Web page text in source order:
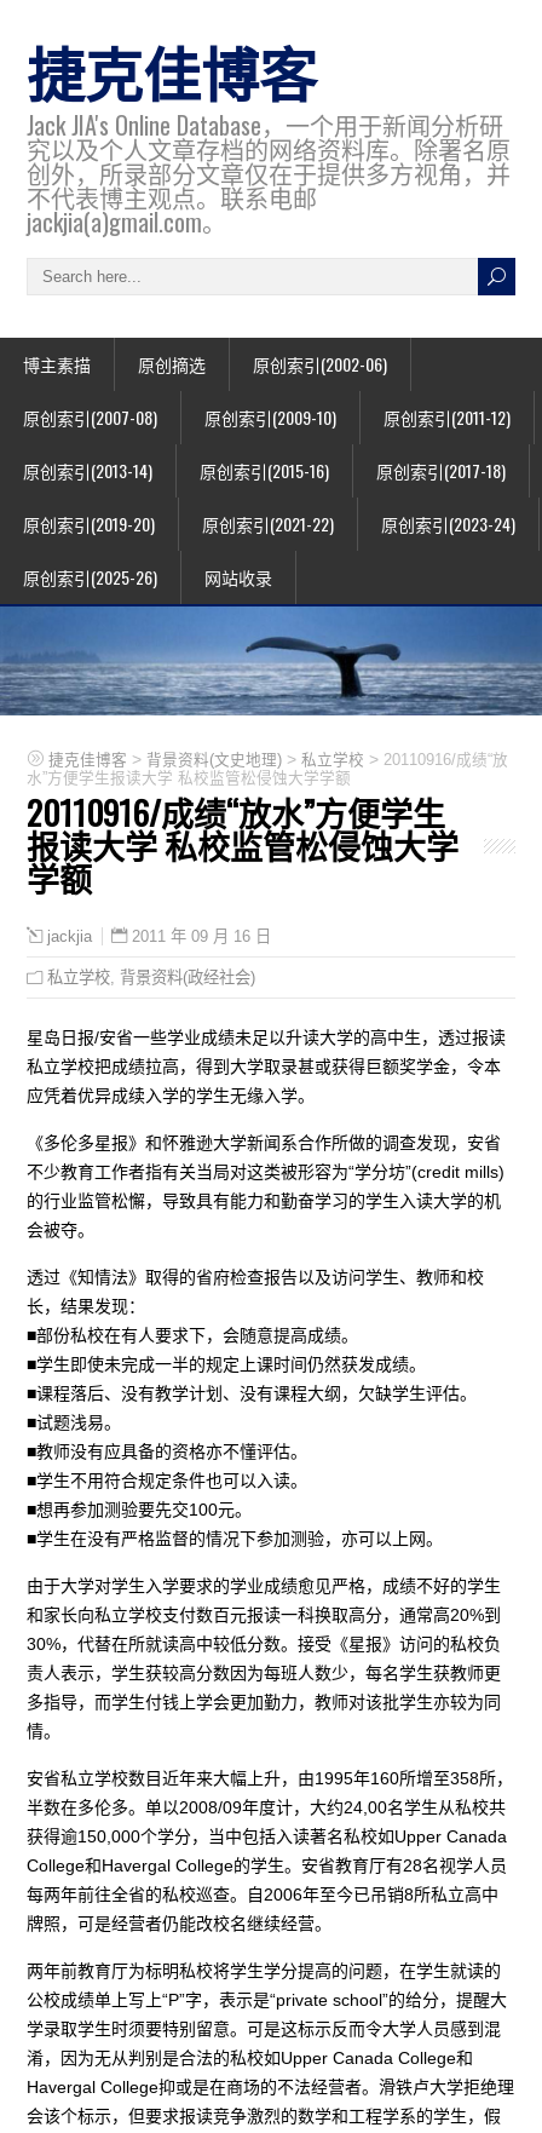
捷克佳博客
Jack JIA's Online Database，一个用于新闻分析研
究以及个人文章存档的网络资料库。除署名原
创外，所录部分文章仅在于提供多方视角，并
不代表博主观点。联系电邮
jackjia(a)gmail.com。
博主素描 原创摘选 原创索引(2002-06)
原创索引(2007-08) 原创索引(2009-10) 原创索引(2011-12)
原创索引(2013-14) 原创索引(2015-16) 原创索引(2017-18)
原创索引(2019-20) 原创索引(2021-22) 原创索引(2023-24)
原创索引(2025-26) 网站收录
捷克佳博客 > 背景资料(文史地理) >私立学校 > 20110916/成绩“放
水”方便学生报读大学 私校监管松侵蚀大学学额
20110916/成绩“放水”方便学生
报读大学 私校监管松侵蚀大学
学额
jackjia 2011 年 09 月 16 日
私立学校 背景资料(政经社会)
星岛日报/安省一些学业成绩未足以升读大学的高中生，透过报读
私立学校把成绩拉高，得到大学取录甚或获得巨额奖学金，令本
应凭着优异成续入学的学生无缘入学。
《多伦多星报》和怀雅逊大学新闻系合作所做的调查发现，安省
不少教育工作者指有关当局对这类被形容为“学分坊”(credit mills)
的行业监管松懈，导致具有能力和勤奋学习的学生入读大学的机
会被夺。
透过《知情法》取得的省府检查报告以及访问学生、教师和校
长，结果发现：
■部份私校在有人要求下，会随意提高成绩。
■学生即使未完成一半的规定上课时间仍然获发成绩。
■课程落后、没有教学计划、没有课程大纲，欠缺学生评估。
■试题浅易。
■教师没有应具备的资格亦不懂评估。
■学生不用符合规定条件也可以入读。
■想再参加测验要先交100元。
■学生在没有严格监督的情况下参加测验，亦可以上网。
由于大学对学生入学要求的学业成绩愈见严格，成绩不好的学生
和家长向私立学校支付数百元报读一科换取高分，通常高20%到
30%，代替在所就读高中较低分数。接受《星报》访问的私校负
责人表示，学生获较高分数因为每班人数少，每名学生获教师更
多指导，而学生付钱上学会更加勤力，教师对该批学生亦较为同
情。
安省私立学校数目近年来大幅上升，由1995年160所增至358所，
半数在多伦多。单以2008/09年度计，大约24,00名学生从私校共
获得逾150,000个学分，当中包括入读著名私校如Upper Canada
College和Havergal College的学生。安省教育厅有28名视学人员
每两年前往全省的私校巡查。自2006年至今已吊销8所私立高中
牌照，可是经营者仍能改校名继续经营。
两年前教育厅为标明私校将学生学分提高的问题，在学生就读的
公校成绩单上写上“P”字，表示是“private school”的给分，提醒大
学录取学生时须要特别留意。可是这标示反而令大学人员感到混
淆，因为无从判别是合法的私校如Upper Canada College和
Havergal College抑或是在商场的不法经营者。滑铁卢大学拒绝理
会该个标示，但要求报读竞争激烈的数学和工程学系的学生，假